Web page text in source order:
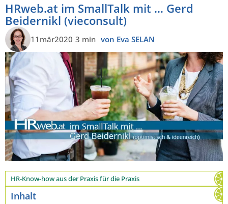
HRweb.at im SmallTalk mit … Gerd
Beidernikl (vieconsult)
11mär2020 3 min von Eva SELAN
HR-Know-how aus der Praxis für die Praxis
Inhalt